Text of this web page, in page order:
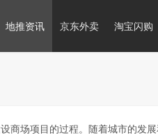
地推资讯 京东外卖 淘宝闪购
商场项目的过程。随着城市的发